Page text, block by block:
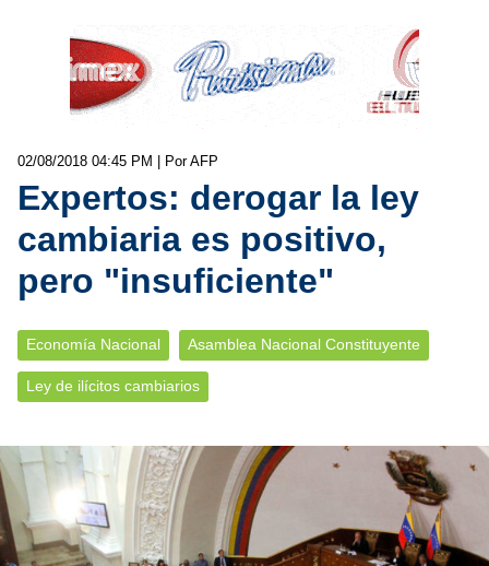
02/08/2018 04:45 PM | Por AFP
Expertos: derogar la ley
cambiaria es positivo,
pero "insuficiente"
Economía Nacional Asamblea Nacional Constituyente
Ley de ilícitos cambiarios